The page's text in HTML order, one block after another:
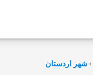
شهر اردستان